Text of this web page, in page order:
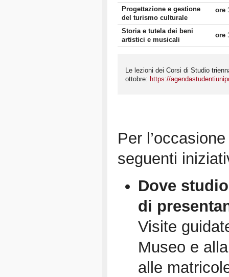
Progettazione e gestione
del turismo culturale
ore
Storia e tutela dei beni
artistici e musicali
ore
Le lezioni dei Corsi di Studio
ottobre: https://
Per
seguenti
Dove
di
Visite
Museo e
alle